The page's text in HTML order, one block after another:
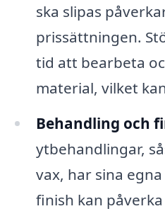
ska slipas
prissättningen.
tid att bearbeta
material, vilket
Behandling och
ytbehandlingar,
vax, har sina
finish kan